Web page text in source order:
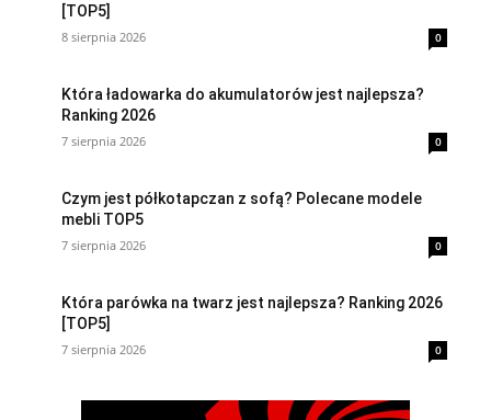
[TOP5]
8 sierpnia 2026 0
Która ładowarka do akumulatorów jest najlepsza?
Ranking 2026
7 sierpnia 2026 0
Czym jest półkotapczan z sofą? Polecane modele
mebli TOP5
7 sierpnia 2026 0
Która parówka na twarz jest najlepsza? Ranking 2026
[TOP5]
7 sierpnia 2026 0